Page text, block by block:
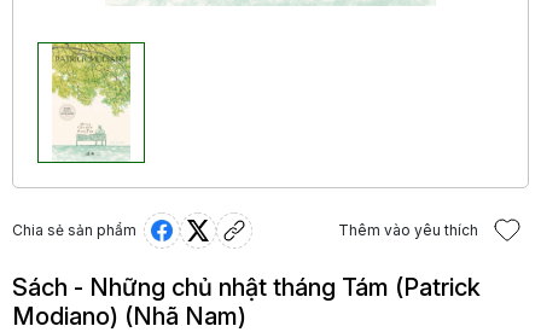
Chia sẻ sản phẩm Thêm vào yêu thích
Sách - Những chủ nhật tháng Tám (Patrick
Modiano) (Nhã Nam)